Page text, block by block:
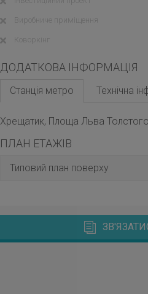
Виробниче приміщення
Коворкінг
ДОДАТКОВА ІНФОРМАЦІЯ
Станція метро Технічна
Хрещатик, Площа Льва
ПЛАН ЕТАЖІВ
Типовий план поверху